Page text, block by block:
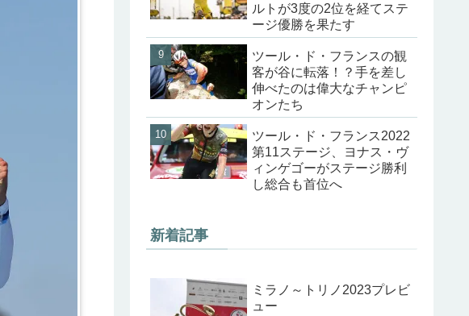
ルトが3度の2位を経てステ
ージ優勝を果たす
ツール・ド・フランスの観
客が谷に転落！？手を差し
伸べたのは偉大なチャンピ
オンたち
ツール・ド・フランス2022
第11ステージ、ヨナス・ヴ
ィンゲゴーがステージ勝利
し総合も首位へ
新着記事
ミラノ～トリノ2023プレビ
ュー